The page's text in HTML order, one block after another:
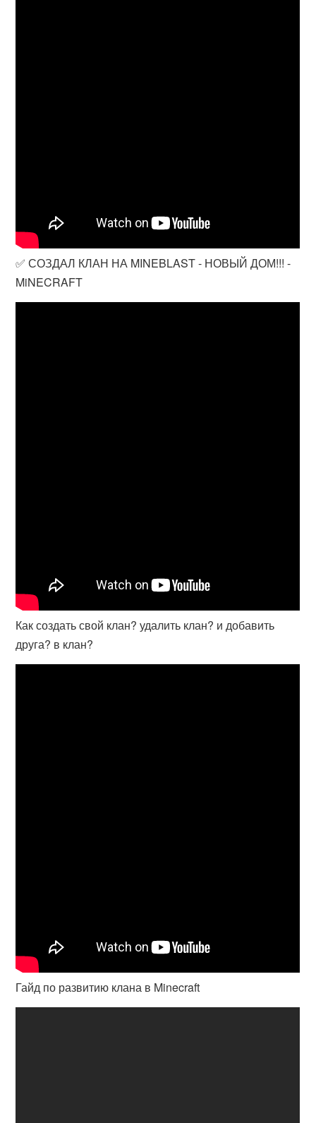
✅ СОЗДАЛ КЛАН НА MINEBLAST - НОВЫЙ ДОМ!!! -
MiNECRAFT
Как создать свой клан? удалить клан? и добавить
друга? в клан?
Гайд по развитию клана в Minecraft